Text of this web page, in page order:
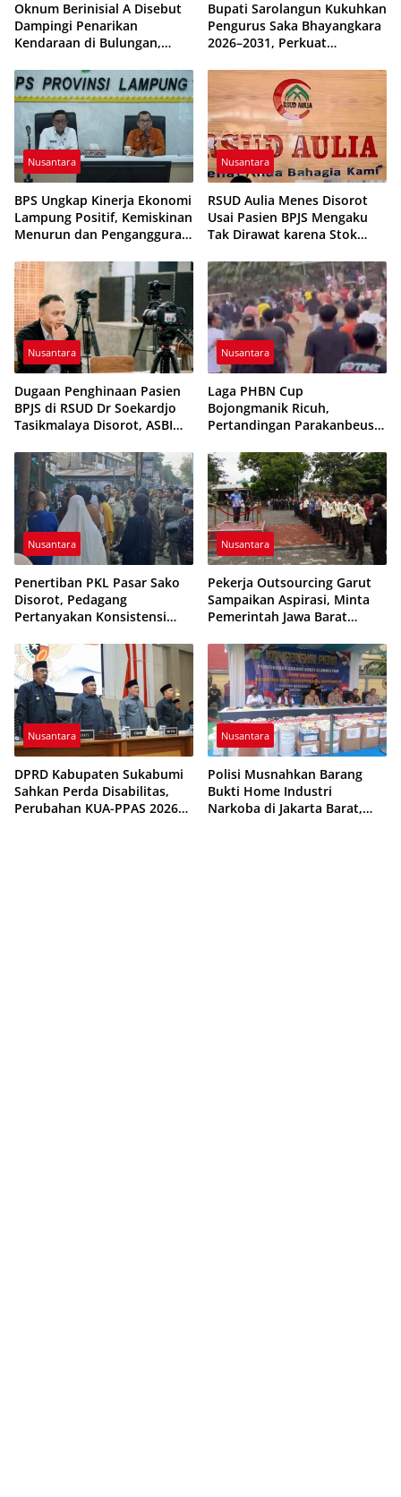
Oknum Berinisial A Disebut
Dampingi Penarikan
Kendaraan di Bulungan,
Bupati Sarolangun Kukuhkan
Pengurus Saka Bhayangkara
2026–2031, Perkuat
Generasi Muda
Nusantara
BPS Ungkap Kinerja Ekonomi
Lampung Positif, Kemiskinan
Menurun dan Pengangguran
Nusantara
RSUD Aulia Menes Disorot
Usai Pasien BPJS Mengaku
Tak Dirawat karena Stok
Nusantara
Dugaan Penghinaan Pasien
BPJS di RSUD Dr Soekardjo
Tasikmalaya Disorot, ASBI
Etika Pelayanan
Nusantara
Laga PHBN Cup
Bojongmanik Ricuh,
Pertandingan Parakanbeusi
Dihentikan
Nusantara
Penertiban PKL Pasar Sako
Disorot, Pedagang
Pertanyakan Konsistensi
Pungutan
Nusantara
Pekerja Outsourcing Garut
Sampaikan Aspirasi, Minta
Pemerintah Jawa Barat
Nusantara
DPRD Kabupaten Sukabumi
Sahkan Perda Disabilitas,
Perubahan KUA-PPAS 2026
Nusantara
Polisi Musnahkan Barang
Bukti Home Industri
Narkoba di Jakarta Barat,